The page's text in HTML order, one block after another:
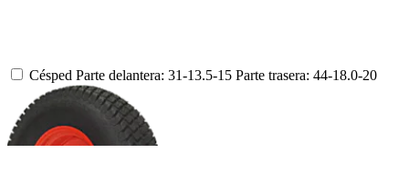
Césped Parte delantera: 31-13.5-15 Parte trasera: 44-18.0-20